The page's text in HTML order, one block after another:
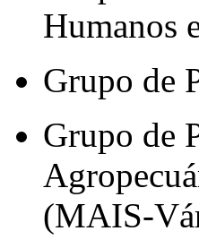
Humanos
Grupo de
Grupo de
(MAIS-